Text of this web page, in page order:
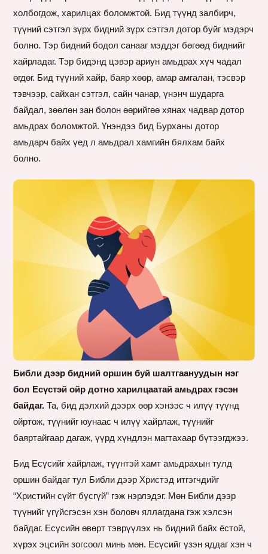
холбогдож, харилцах боломжтой. Бид түүнд залбирч,
түүний сэтгэл зүрх бидний зүрх сэтгэл дотор буйг мэдэрч
болно. Тэр бидний бодол санааг мэддэг бөгөөд биднийг
хайрладаг. Тэр бидэнд цэвэр ариун амьдрах хүч чадал
өгдөг. Бид түүний хайр, баяр хөөр, амар амгалан, тэсвэр
тэвчээр, сайхан сэтгэл, сайн чанар, үнэнч шударга
байдал, зөөлөн зан болон өөрийгөө хянах чадвар дотор
амьдрах боломжтой. Үнэндээ бид Бурханы дотор
амьдарч байх үед л амьдрал хамгийн бялхам байх
болно.
Библи дээр бидний оршин буй шалтгаануудын нэг
бол Есүстэй ойр дотно харилцаатай амьдрах гэсэн
байдаг. Та, бид дэлхий дээрх өөр хэнээс ч илүү түүнд
ойртож, түүнийг юунаас ч илүү хайрлаж, түүнийг
баяртайгаар дагаж, үүрд хүндлэн магтахаар бүтээгджээ.
Бид Есүсийг хайрлаж, түүнтэй хамт амьдрахын тулд
оршин байдаг тул Библи дээр Христэд итгэгчдийг
“Христийн сүйт бүсгүй” гэж нэрлэдэг. Мөн Библи дээр
түүнийг үгүйсгэсэн хэн боловч яллагдана гэж хэлсэн
байдаг. Есүсийн өвөрт тэврүүлэх нь бидний байх ёстой,
хүрэх эцсийн зогсоол минь мөн. Есүсийг үзэн яддаг хэн ч